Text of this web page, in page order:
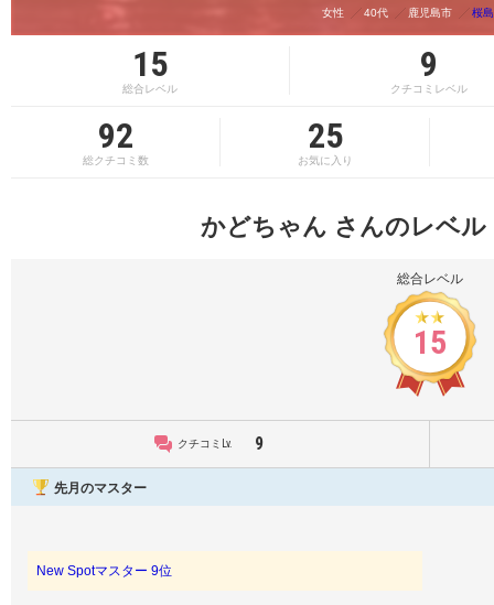
女性 40代 鹿児島市 桜
15
総合レベル
9
クチコミレベル
92
総クチコミ数
25
お気に入り
かどちゃん さんのレベル
総合レベル
15
クチコミLv. 9
先月のマスター
New Spotマスター 9位